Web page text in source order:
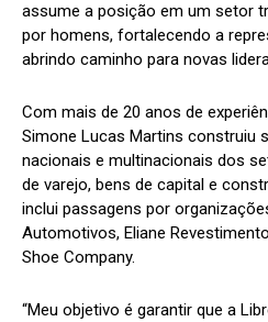
assume a posição em um setor
por homens, fortalecendo a
abrindo caminho para novas
Com mais de 20 anos de
Simone Lucas Martins construiu
nacionais e multinacionais dos
de varejo, bens de capital e
inclui passagens por
Automotivos, Eliane
Shoe Company.
“Meu objetivo é garantir que a